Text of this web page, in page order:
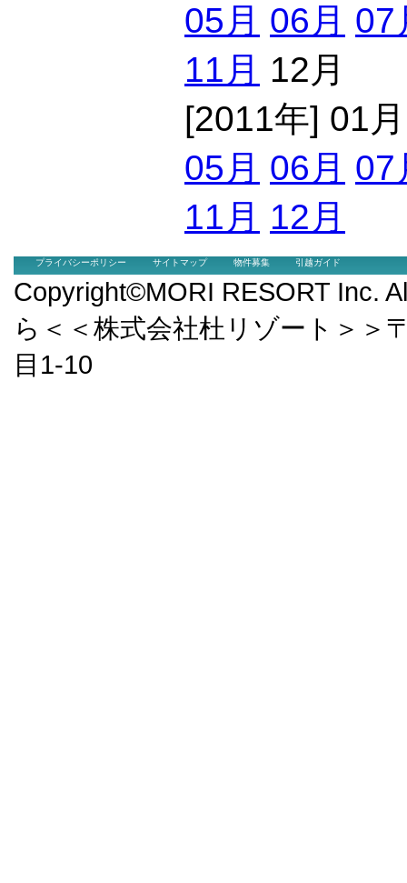
05月 06月 07
11月 12月
[2011年] 01
05月 06月 07
11月 12月
プライバシーポリシー サイトマップ 物件募集 引越ガイド
Copyright©MORI RESORT Inc.
ら＜＜株式会社杜リゾート＞＞
目1-10